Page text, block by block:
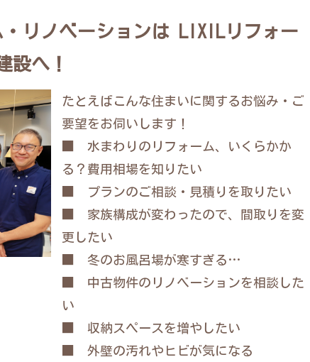
リノベーションは LIXILリフォー
設へ！
たとえばこんな住まいに関するお悩み・ご
要望をお伺いします！
■ 水まわりのリフォーム、いくらかか
る？費用相場を知りたい
■ プランのご相談・見積りを取りたい
■ 家族構成が変わったので、間取りを変
更したい
■ 冬のお風呂場が寒すぎる…
■ 中古物件のリノベーションを相談した
い
■ 収納スペースを増やしたい
■ 外壁の汚れやヒビが気になる